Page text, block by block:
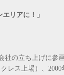
リアに！」
社の立ち上げに参画
レス上場）、2000